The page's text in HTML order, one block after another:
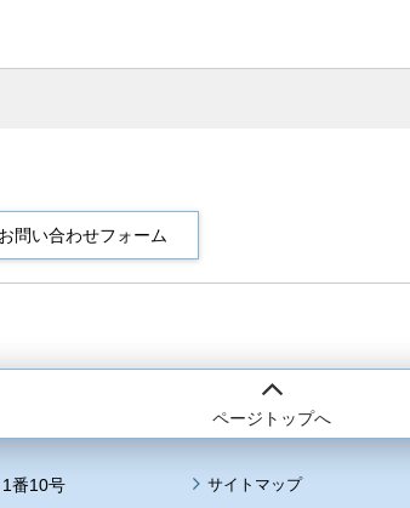
ページトップへ
番10号 サイトマップ